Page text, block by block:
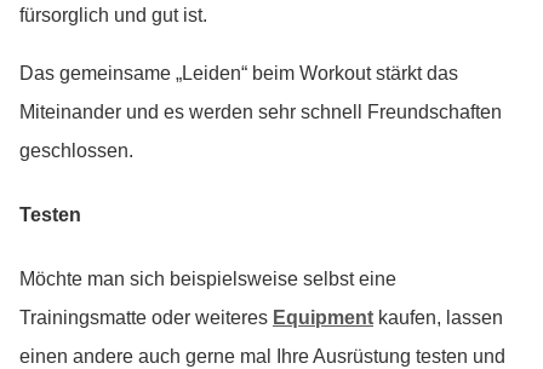
fürsorglich und gut ist.
Das gemeinsame „Leiden“ beim Workout stärkt das
Miteinander und es werden sehr schnell Freundschaften
geschlossen.
Testen
Möchte man sich beispielsweise selbst eine
Trainingsmatte oder weiteres Equipment kaufen, lassen
einen andere auch gerne mal Ihre Ausrüstung testen und